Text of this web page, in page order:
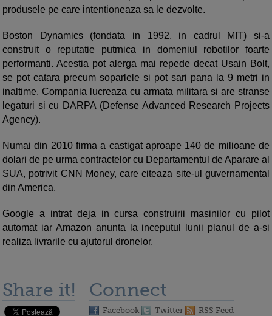
produsele pe care intentioneaza sa le dezvolte.
Boston Dynamics (fondata in 1992, in cadrul MIT) si-a
construit o reputatie putrnica in domeniul robotilor foarte
performanti. Acestia pot alerga mai repede decat Usain Bolt,
se pot catara precum soparlele si pot sari pana la 9 metri in
inaltime. Compania lucreaza cu armata militara si are stranse
legaturi si cu DARPA (Defense Advanced Research Projects
Agency).
Numai din 2010 firma a castigat aproape 140 de milioane de
dolari de pe urma contractelor cu Departamentul de Aparare al
SUA, potrivit CNN Money, care citeaza site-ul guvernamental
din America.
Google a intrat deja in cursa construirii masinilor cu pilot
automat iar Amazon anunta la inceputul lunii planul de a-si
realiza livrarile cu ajutorul dronelor.
Share it! Connect
Facebook Twitter RSS Feed